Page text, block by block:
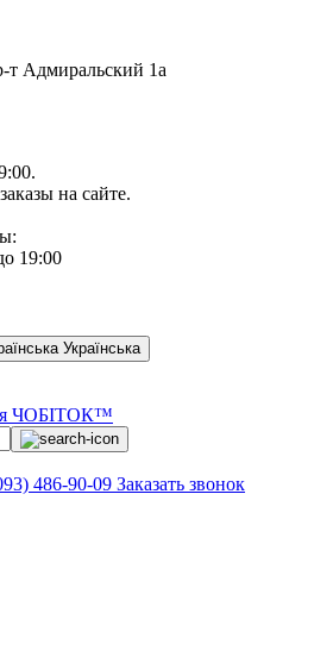
т Адмиральский 1а
на сайте.
19:00
Українська
486-90-09 Заказать звонок